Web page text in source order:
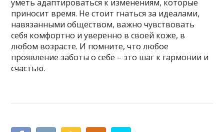
уметь адаптироваться к изменениям, которые
приносит время. Не стоит гнаться за идеалами,
навязанными обществом, важно чувствовать
себя комфортно и уверенно в своей коже, в
любом возрасте. И помните, что любое
проявление заботы о себе – это шаг к гармонии и
счастью.